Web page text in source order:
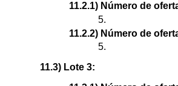
11.2.1) Número de
5.
11.2.2) Número de
5.
11.3) Lote 3: